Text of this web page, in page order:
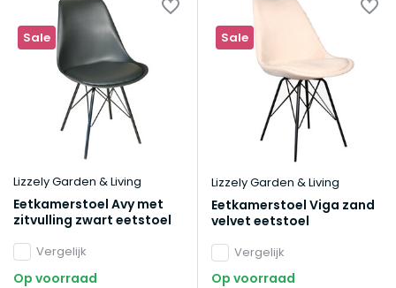
Sale
Lizzely Garden & Living
Eetkamerstoel Avy met
zitvulling zwart eetstoel
Vergelijk
Op voorraad
Sale
Lizzely Garden & Living
Eetkamerstoel Viga zand
velvet eetstoel
Vergelijk
Op voorraad